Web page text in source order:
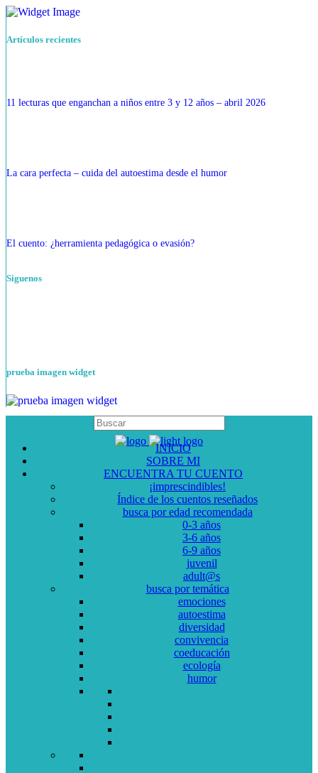
Artículos recientes
11 lecturas que enganchan a niños entre 3 y 12 años – abril 2026
La cara perfecta – cuida del autoestima desde el humor
El cuento: ¿herramienta pedagógica o evasión?
Siguenos
prueba imagen widget
INICIO
SOBRE MI
ENCUENTRA TU CUENTO
¡imprescindibles!
Índice de los cuentos reseñados
busca por edad recomendada
0-3 años
3-6 años
6-9 años
juvenil
adult@s
busca por temática
emociones
autoestima
diversidad
convivencia
coeducación
ecología
humor